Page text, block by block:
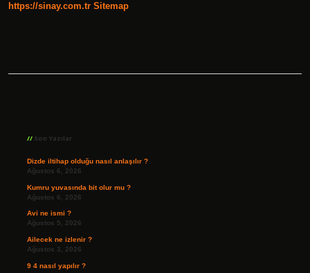
https://sinay.com.tr Sitemap
Son Yazılar
Dizde iltihap olduğu nasıl anlaşılır ?
Ağustos 6, 2026
Kumru yuvasında bit olur mu ?
Ağustos 6, 2026
Avi ne ismi ?
Ağustos 5, 2026
Ailecek ne izlenir ?
Ağustos 3, 2026
9 4 nasıl yapılır ?